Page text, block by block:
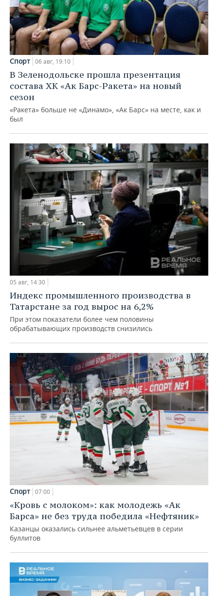
Спорт 06 авг, 19:10
В Зеленодольске прошла презентация
состава ХК «Ак Барс-Ракета» на новый
сезон
«Ракета» больше не «Динамо», «Ак Барс» на месте, как и
был
05 авг, 14:30
Индекс промышленного производства в
Татарстане за год вырос на 6,2%
При этом показатели более чем половины
обрабатывающих производств снизились
Спорт 07:00
«Кровь с молоком»: как молодежь «Ак
Барса» не без труда победила «Нефтяник»
Казанцы оказались сильнее альметьевцев в серии
буллитов